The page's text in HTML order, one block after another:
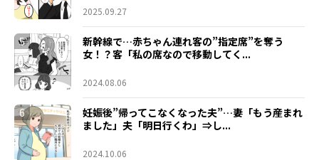
2025.09.27
5
新幹線で…赤ちゃん連れ客の”指定席”を奪う
女！？客「私の席なので移動してく...
2024.08.06
6
妊娠後”帰ってこなくなった夫”…妻「もう産まれ
ました」夫「明日行くわ」⇒し...
2024.10.06